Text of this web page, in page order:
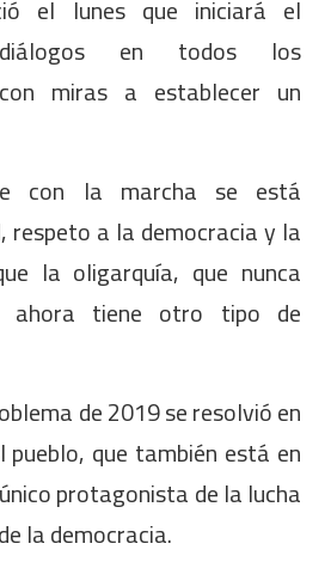
el lunes que iniciará el
en todos los
miras a establecer un
con la marcha se está
respeto a la democracia y la
la oligarquía, que nunca
ahora tiene otro tipo de
de 2019 se resolvió en
pueblo, que también está en
protagonista de la lucha
la democracia.